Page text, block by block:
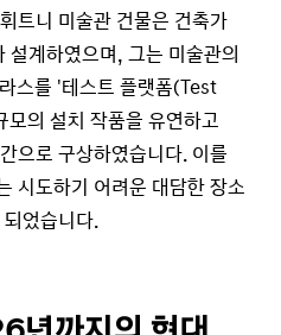
트니 미술관 건물은 건축가
계하였으며, 그는 미술관의
스를 '테스트 플랫폼(Test
의 설치 작품을 유연하고
으로 구상하였습니다. 이를
시도하기 어려운 대담한 장소
었습니다.